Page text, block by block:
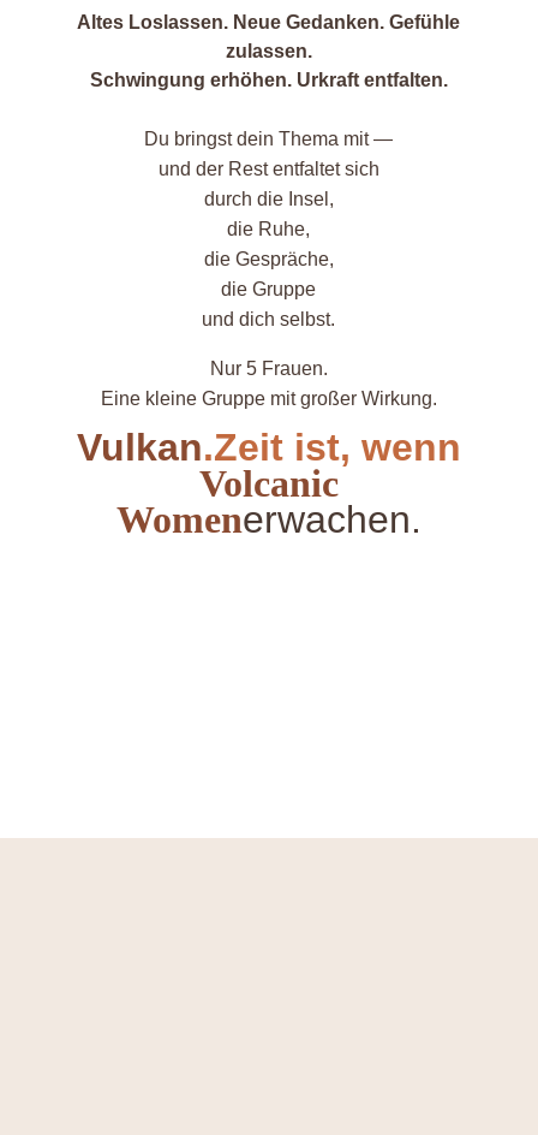
Altes Loslassen. Neue Gedanken. Gefühle
zulassen.
Schwingung erhöhen. Urkraft entfalten.
Du bringst dein Thema mit —
und der Rest entfaltet sich
durch die Insel,
die Ruhe,
die Gespräche,
die Gruppe
und dich selbst.
Nur 5 Frauen.
Eine kleine Gruppe mit großer Wirkung.
Vulkan.Zeit ist, wenn
Volcanic
Womenerwachen.